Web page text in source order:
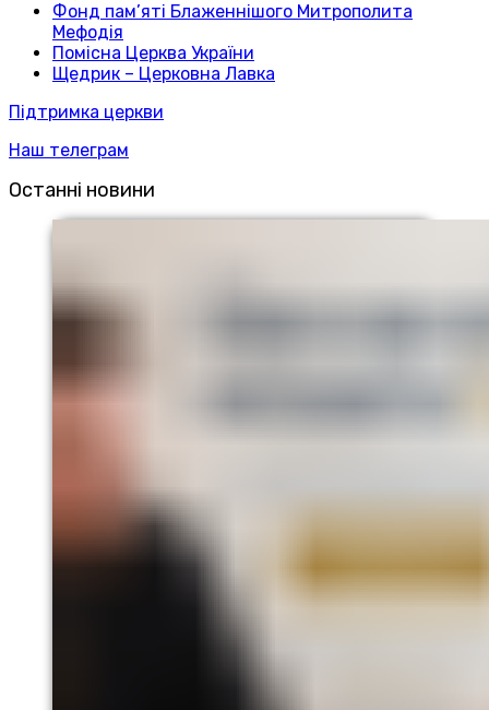
Фонд пам’яті Блаженнішого Митрополита
Мефодія
Помісна Церква України
Щедрик – Церковна Лавка
Підтримка церкви
Наш телеграм
Останні новини